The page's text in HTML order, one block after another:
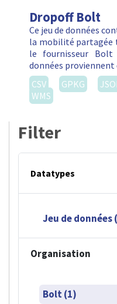
Dropoff Bolt
Ce jeu de données
la mobilité partagée
le fournisseur Bolt
données
CSV
GPKG
WMS
Filter
Datatypes
Jeu de données
Organisation
Bolt (1)